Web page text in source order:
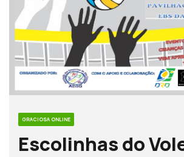
GRACIOSA ONLINE
Escolinhas do